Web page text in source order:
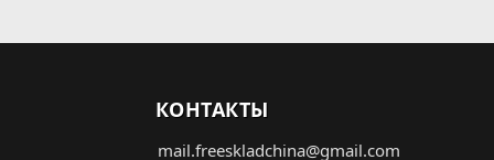
КОНТАКТЫ
mail.freeskladchina@gmail.com